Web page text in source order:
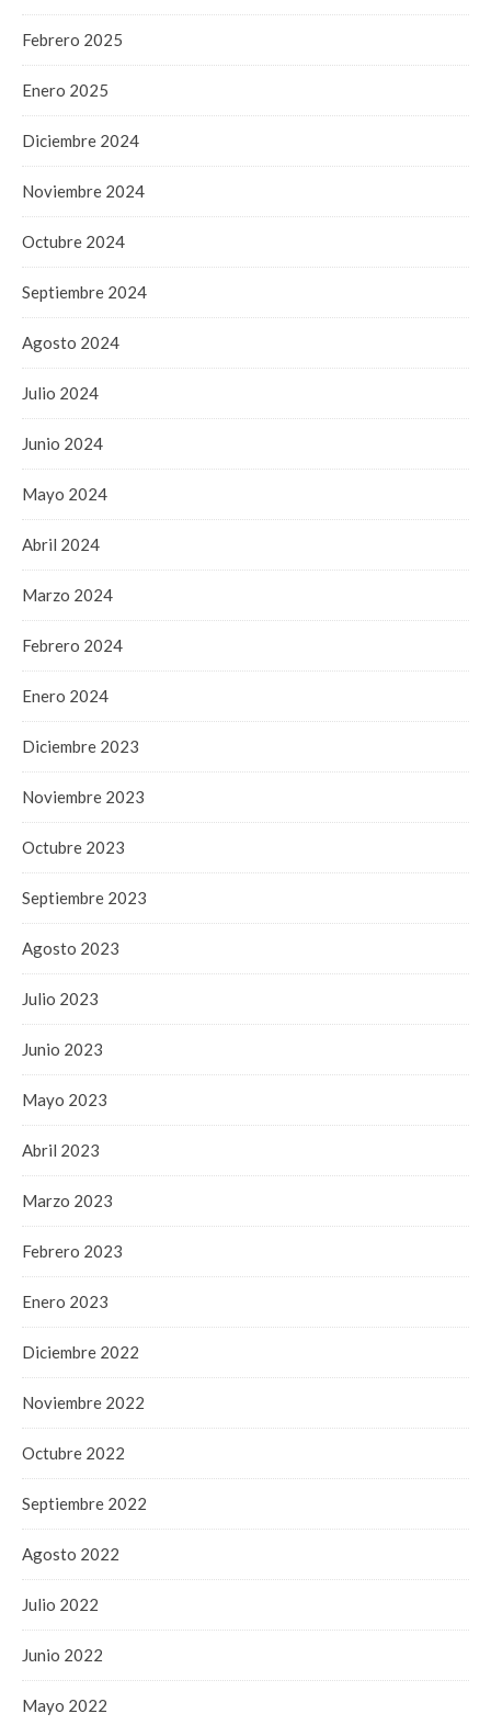
Febrero 2025
Enero 2025
Diciembre 2024
Noviembre 2024
Octubre 2024
Septiembre 2024
Agosto 2024
Julio 2024
Junio 2024
Mayo 2024
Abril 2024
Marzo 2024
Febrero 2024
Enero 2024
Diciembre 2023
Noviembre 2023
Octubre 2023
Septiembre 2023
Agosto 2023
Julio 2023
Junio 2023
Mayo 2023
Abril 2023
Marzo 2023
Febrero 2023
Enero 2023
Diciembre 2022
Noviembre 2022
Octubre 2022
Septiembre 2022
Agosto 2022
Julio 2022
Junio 2022
Mayo 2022